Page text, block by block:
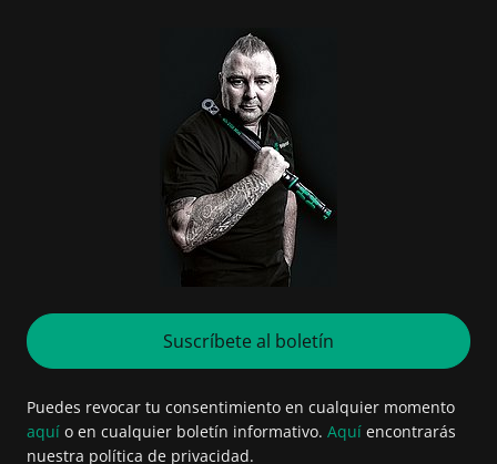
Suscríbete al boletín
Puedes revocar tu consentimiento en cualquier momento
aquí o en cualquier boletín informativo. Aquí encontrarás
nuestra política de privacidad.